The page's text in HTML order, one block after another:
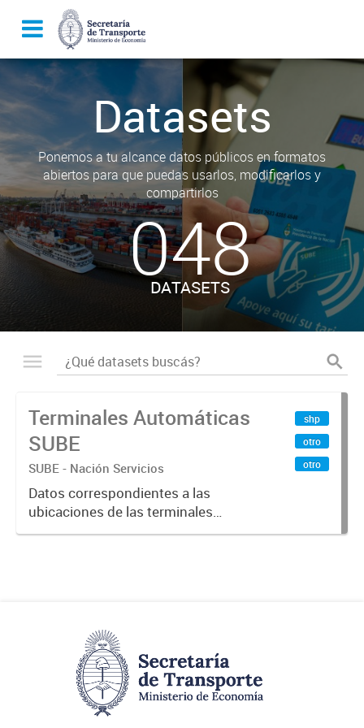
Datasets
Ponemos a tu alcance datos públicos en formatos
abiertos para que puedas usarlos, modificarlos y
compartirlos
048
DATASETS
Terminales Automáticas
SUBE
SUBE - Nación Servicios
Datos correspondientes a las
ubicaciones de las terminales
automáticas de auto servicio (TAS)
shp
otro
otro